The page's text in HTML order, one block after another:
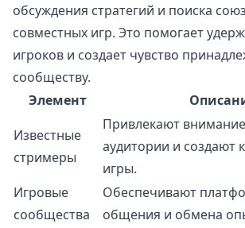
обсуждения стратегий и поиска
совместных игр. Это помогает
игроков и создает чувство
сообществу.
Элемент
Известные
стримеры
Привлекают
аудитории и создают
игры.
Игровые
сообщества
Обеспечивают
общения и обмена